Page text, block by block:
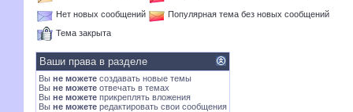
Нет новых сообщений
Популярная тема без новых сообщений
Тема закрыта
Ваши права в разделе
Вы не можете создавать новые темы
Вы не можете отвечать в темах
Вы не можете прикреплять вложения
Вы не можете редактировать свои сообщения